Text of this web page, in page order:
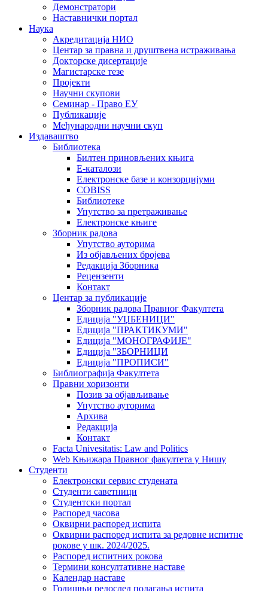
Демонстратори
Наставнички портал
Наука
Акредитација НИО
Центар за правна и друштвена истраживања
Докторске дисертације
Магистарске тезе
Пројекти
Научни скупови
Семинар - Право ЕУ
Публикације
Међународни научни скуп
Издаваштво
Библиотека
Билтен приновљених књига
Е-каталози
Електронске базе и конзорцијуми
COBISS
Библиотеке
Упутство за претраживање
Електронске књиге
Зборник радова
Упутство ауторима
Из објављених бројева
Редакција Зборника
Рецензенти
Контакт
Центар за публикације
Зборник радова Правног Факултета
Едиција "УЏБЕНИЦИ"
Едиција "ПРАКТИКУМИ"
Едиција "МОНОГРАФИЈЕ"
Едиција "ЗБОРНИЦИ
Едиција "ПРОПИСИ"
Библиографија Факултета
Правни хоризонти
Позив за објављивање
Упутство ауторима
Архива
Редакција
Контакт
Facta Univesitatis: Law and Politics
Web Књижара Правног факултета у Нишу
Студенти
Електронски сервис студената
Студенти саветници
Студентски портал
Распоред часова
Оквирни распоред испита
Оквирни распоред испита за редовне испитне
рокове у шк. 2024/2025.
Распоред испитних рокова
Термини консултативне наставе
Календар наставе
Годишњи редослед полагања испита